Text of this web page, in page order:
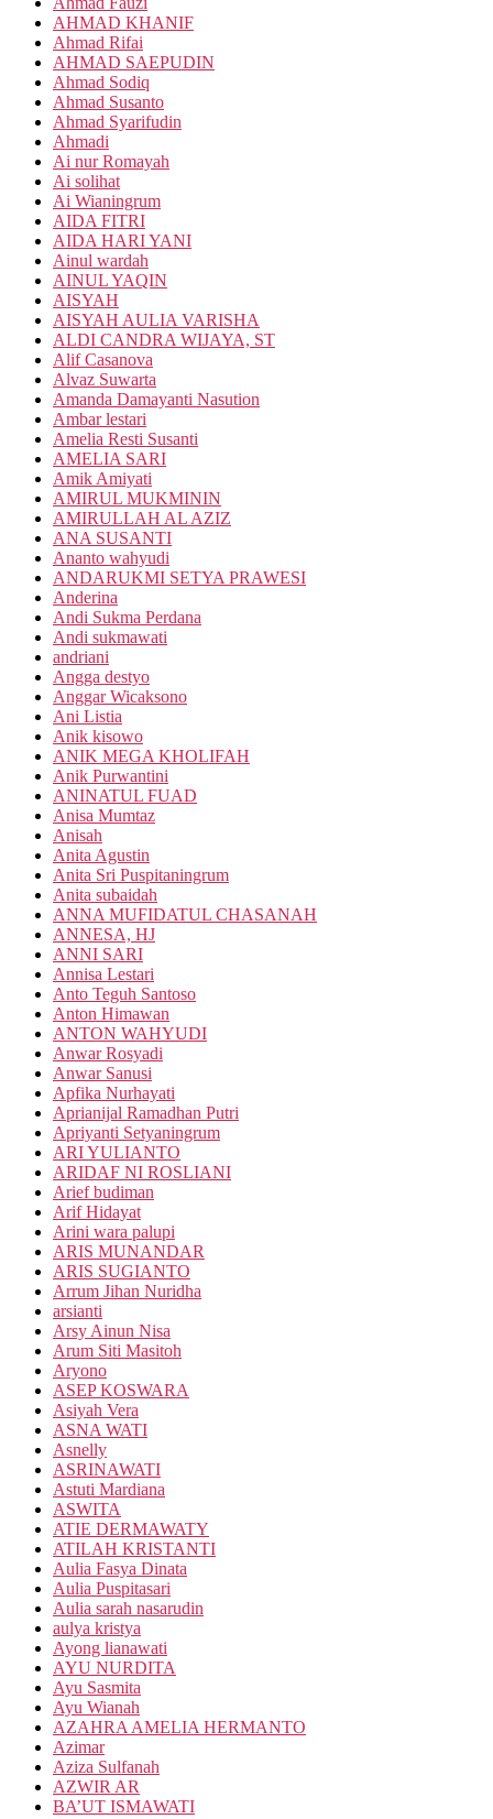
AHMAD KHANIF
Ahmad Rifai
AHMAD SAEPUDIN
Ahmad Sodiq
Ahmad Susanto
Ahmad Syarifudin
Ahmadi
Ai nur Romayah
Ai solihat
Ai Wianingrum
AIDA FITRI
AIDA HARI YANI
Ainul wardah
AINUL YAQIN
AISYAH
AISYAH AULIA VARISHA
ALDI CANDRA WIJAYA, ST
Alif Casanova
Alvaz Suwarta
Amanda Damayanti Nasution
Ambar lestari
Amelia Resti Susanti
AMELIA SARI
Amik Amiyati
AMIRUL MUKMININ
AMIRULLAH AL AZIZ
ANA SUSANTI
Ananto wahyudi
ANDARUKMI SETYA PRAWESI
Anderina
Andi Sukma Perdana
Andi sukmawati
andriani
Angga destyo
Anggar Wicaksono
Ani Listia
Anik kisowo
ANIK MEGA KHOLIFAH
Anik Purwantini
ANINATUL FUAD
Anisa Mumtaz
Anisah
Anita Agustin
Anita Sri Puspitaningrum
Anita subaidah
ANNA MUFIDATUL CHASANAH
ANNESA, HJ
ANNI SARI
Annisa Lestari
Anto Teguh Santoso
Anton Himawan
ANTON WAHYUDI
Anwar Rosyadi
Anwar Sanusi
Apfika Nurhayati
Aprianijal Ramadhan Putri
Apriyanti Setyaningrum
ARI YULIANTO
ARIDAF NI ROSLIANI
Arief budiman
Arif Hidayat
Arini wara palupi
ARIS MUNANDAR
ARIS SUGIANTO
Arrum Jihan Nuridha
arsianti
Arsy Ainun Nisa
Arum Siti Masitoh
Aryono
ASEP KOSWARA
Asiyah Vera
ASNA WATI
Asnelly
ASRINAWATI
Astuti Mardiana
ASWITA
ATIE DERMAWATY
ATILAH KRISTANTI
Aulia Fasya Dinata
Aulia Puspitasari
Aulia sarah nasarudin
aulya kristya
Ayong lianawati
AYU NURDITA
Ayu Sasmita
Ayu Wianah
AZAHRA AMELIA HERMANTO
Azimar
Aziza Sulfanah
AZWIR AR
BA’UT ISMAWATI